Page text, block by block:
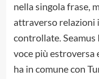
nella singola frase,
attraverso relazioni
controllate. Seamus
voce più estroversa
ha in comune con